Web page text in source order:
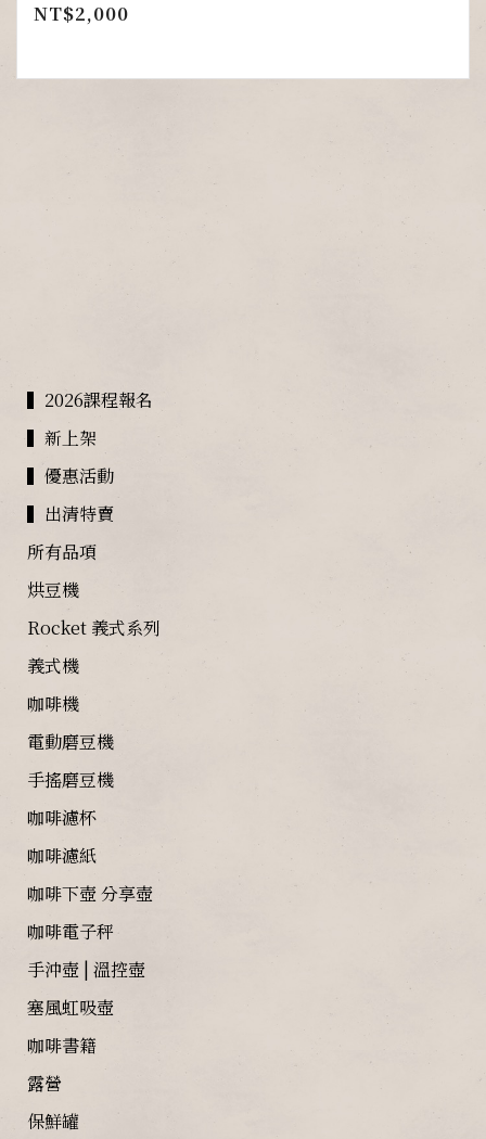
NT$2,000
▍2026課程報名
▍新上架
▍優惠活動
▍出清特賣
所有品項
烘豆機
Rocket 義式系列
義式機
咖啡機
電動磨豆機
手搖磨豆機
咖啡濾杯
咖啡濾紙
咖啡下壺 分享壺
咖啡電子秤
手沖壺 | 溫控壺
塞風虹吸壺
咖啡書籍
露營
保鮮罐